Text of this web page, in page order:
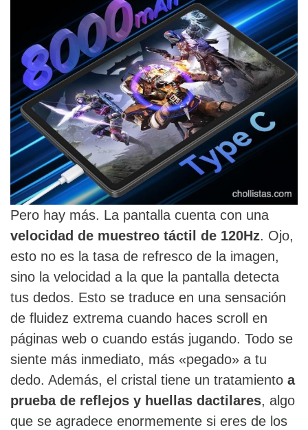
Pero hay más. La pantalla cuenta con una
velocidad de muestreo táctil de 120Hz. Ojo,
esto no es la tasa de refresco de la imagen,
sino la velocidad a la que la pantalla detecta
tus dedos. Esto se traduce en una sensación
de fluidez extrema cuando haces scroll en
páginas web o cuando estás jugando. Todo se
siente más inmediato, más «pegado» a tu
dedo. Además, el cristal tiene un tratamiento a
prueba de reflejos y huellas dactilares, algo
que se agradece enormemente si eres de los